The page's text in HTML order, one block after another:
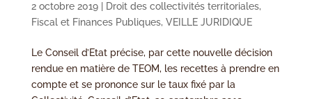
2 octobre 2019| Droit des collectivités territoriales,
Fiscal et Finances Publiques, VEILLE JURIDIQUE
Le Conseil d’Etat précise, par cette nouvelle décision
rendue en matière de TEOM, les recettes à prendre en
compte et se prononce sur le taux fixé par la